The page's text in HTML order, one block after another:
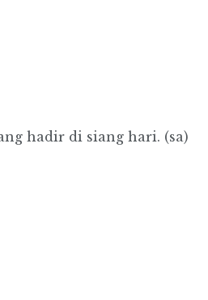
hadir di siang hari. (sa)